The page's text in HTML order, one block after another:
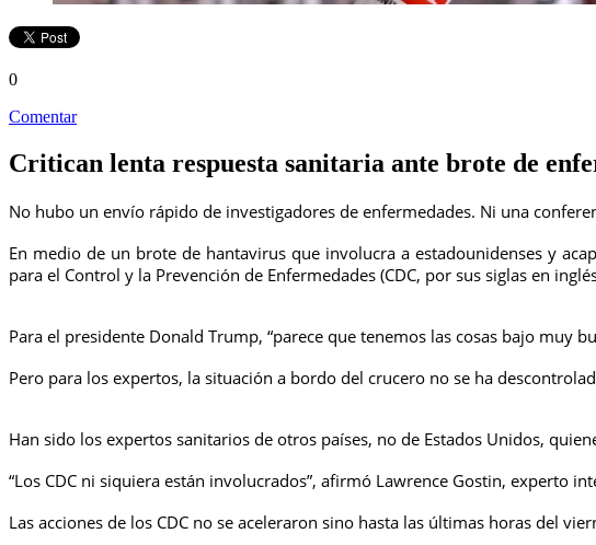
0
Comentar
Critican lenta respuesta sanitaria ante brote de
No hubo un envío rápido de investigadores de enfermedades. Ni una
En medio de un brote de hantavirus que involucra a estadounidenses y
para el Control y la Prevención de Enfermedades (CDC, por sus siglas en
Para el presidente Donald Trump, “parece que tenemos las cosas bajo muy
Pero para los expertos, la situación a bordo del crucero no se ha
Han sido los expertos sanitarios de otros países, no de Estados Unidos,
“Los CDC ni siquiera están involucrados”, afirmó Lawrence Gostin, experto
Las acciones de los CDC no se aceleraron sino hasta las últimas horas del